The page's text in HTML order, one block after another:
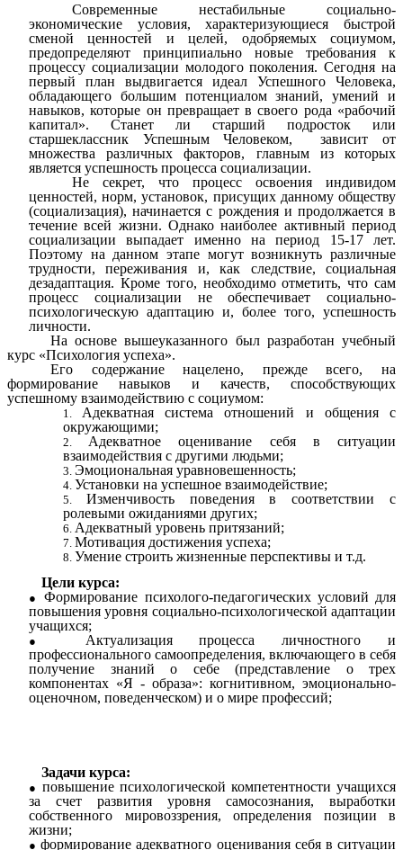
Современные нестабильные социально-
экономические условия, характеризующиеся быстрой
сменой ценностей и целей, одобряемых социумом,
предопределяют принципиально новые требования к
процессу социализации молодого поколения. Сегодня на
первый план выдвигается идеал Успешного Человека,
обладающего большим потенциалом знаний, умений и
навыков, которые он превращает в своего рода «рабочий
капитал». Станет ли старший подросток или
старшеклассник Успешным Человеком, зависит от
множества различных факторов, главным из которых
является успешность процесса социализации.
Не секрет, что процесс освоения индивидом
ценностей, норм, установок, присущих данному обществу
(социализация), начинается с рождения и продолжается в
течение всей жизни. Однако наиболее активный период
социализации выпадает именно на период 15-17 лет.
Поэтому на данном этапе могут возникнуть различные
трудности, переживания и, как следствие, социальная
дезадаптация. Кроме того, необходимо отметить, что сам
процесс социализации не обеспечивает социально-
психологическую адаптацию и, более того, успешность
личности.
На основе вышеуказанного был разработан учебный
курс «Психология успеха».
Его содержание нацелено, прежде всего, на
формирование навыков и качеств, способствующих
успешному взаимодействию с социумом:
Адекватная система отношений и общения с
окружающими;
Адекватное оценивание себя в ситуации
взаимодействия с другими людьми;
Эмоциональная уравновешенность;
Установки на успешное взаимодействие;
Изменчивость поведения в соответствии с
ролевыми ожиданиями других;
Адекватный уровень притязаний;
Мотивация достижения успеха;
Умение строить жизненные перспективы и т.д.
Цели курса:
Формирование психолого-педагогических условий для
повышения уровня социально-психологической адаптации
учащихся;
Актуализация процесса личностного и
профессионального самоопределения, включающего в себя
получение знаний о себе (представление о трех
компонентах «Я - образа»: когнитивном, эмоционально-
оценочном, поведенческом) и о мире профессий;
Задачи курса:
повышение психологической компетентности учащихся
за счет развития уровня самосознания, выработки
собственного мировоззрения, определения позиции в
жизни;
формирование адекватного оценивания себя в ситуации